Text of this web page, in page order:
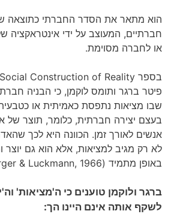
הוא מתאר את הסדר החברתי כתוצאה
חברתיים, המעוצב על ידי אינטראקציה
או לחברה מסוימת.
פיטר ברגר ותומס לוקמן, כי הבניה
שבו מציאות נתפסת כאמיתית או
בעצם יצירה חברתית, כלומר, תוצר של
אנשים לאורך זמן. הכוונה היא לכך
לא רק מגיב למציאות, אלא הוא גם יוצר
באופן מתמיד (Berger & Luckmann, 1966).
ברגר ולוקמן טוענים כי ה'מציאות'
לשקף אותה אינם היינו הך: